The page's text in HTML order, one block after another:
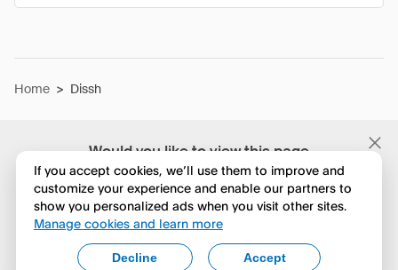
Would you like to view this page
in English?
No, continua a esplorare
Yes, change to English
Home > Dissh
If you accept cookies, we’ll use them to improve and
customize your experience and enable our partners to
show you personalized ads when you visit other sites.
Manage cookies and learn more
Accept
Decline